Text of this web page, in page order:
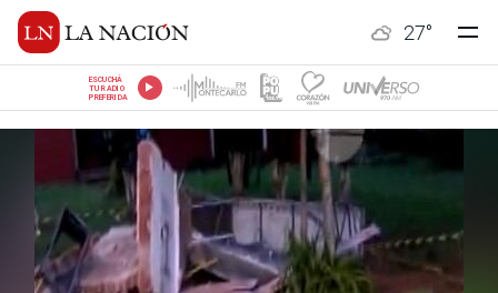
27°
ESCUCHÁ
TU RADIO
PREFERIDA